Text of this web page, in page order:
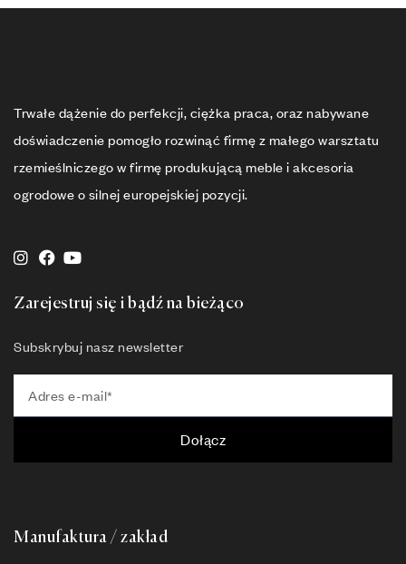
Trwałe dążenie do perfekcji, ciężka praca, oraz nabywane
doświadczenie pomogło rozwinąć firmę z małego warsztatu
rzemieślniczego w firmę produkującą meble i akcesoria
ogrodowe o silnej europejskiej pozycji.
Zarejestruj się i bądź na bieżąco
Subskrybuj nasz newsletter
Dołącz
Manufaktura / zakład